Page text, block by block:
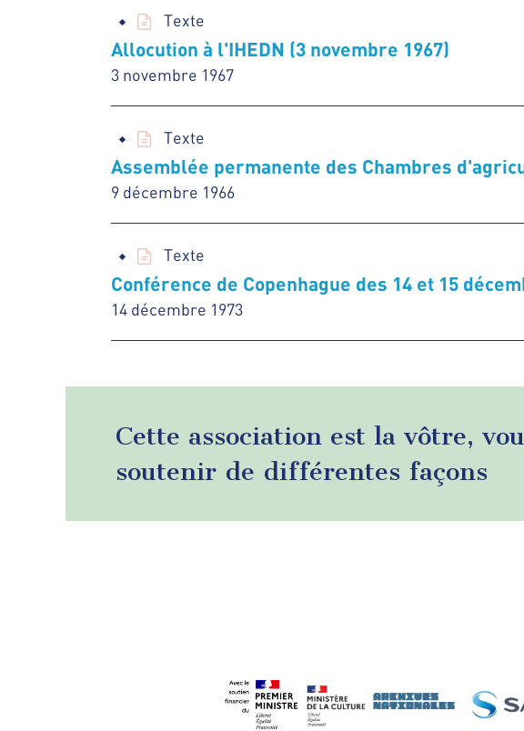
Texte
Allocution à l'IHEDN (3 novembre 1967)
3 novembre 1967
Texte
Assemblée permanente des Chambres
9 décembre 1966
Texte
Conférence de Copenhague des 14 et 15
14 décembre 1973
Cette association est la vôtre,
soutenir de différentes façons